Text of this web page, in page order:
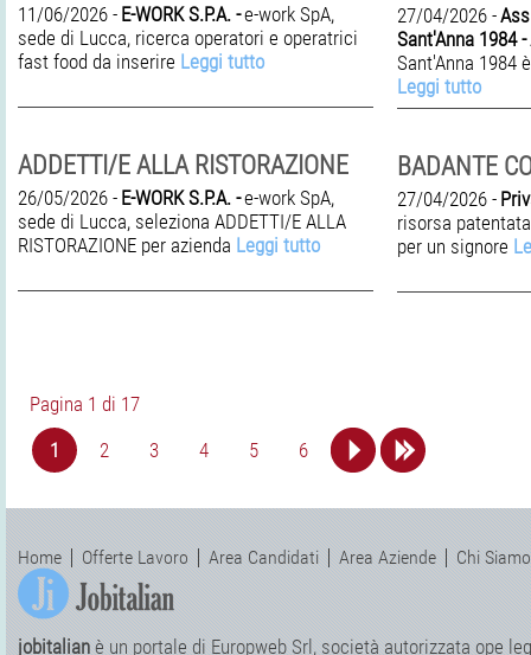
11/06/2026 - E-WORK S.P.A. -e-work SpA,
sede di Lucca, ricerca operatori e operatrici
fast food da inserire Leggi tutto
ADDETTI/E ALLA RISTORAZIONE
26/05/2026 - E-WORK S.P.A. -e-work SpA,
sede di Lucca, seleziona ADDETTI/E ALLA
RISTORAZIONE per azienda Leggi tutto
27/04/2026 -
Sant'Anna 1984 -
Sant'Anna 1984
Leggi tutto
BADANTE
27/04/2026 -
risorsa
per un signore
Pagina 1 di 17
1
2 3 4 5 6
Home Offerte Lavoro Area Candidati Area Aziende Chi Siamo
jobitalian è un portale di Europweb Srl, società autorizzata ope